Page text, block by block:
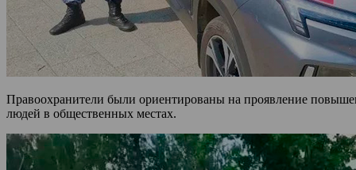
Правоохранители были ориентированы на проявление
людей в общественных местах.